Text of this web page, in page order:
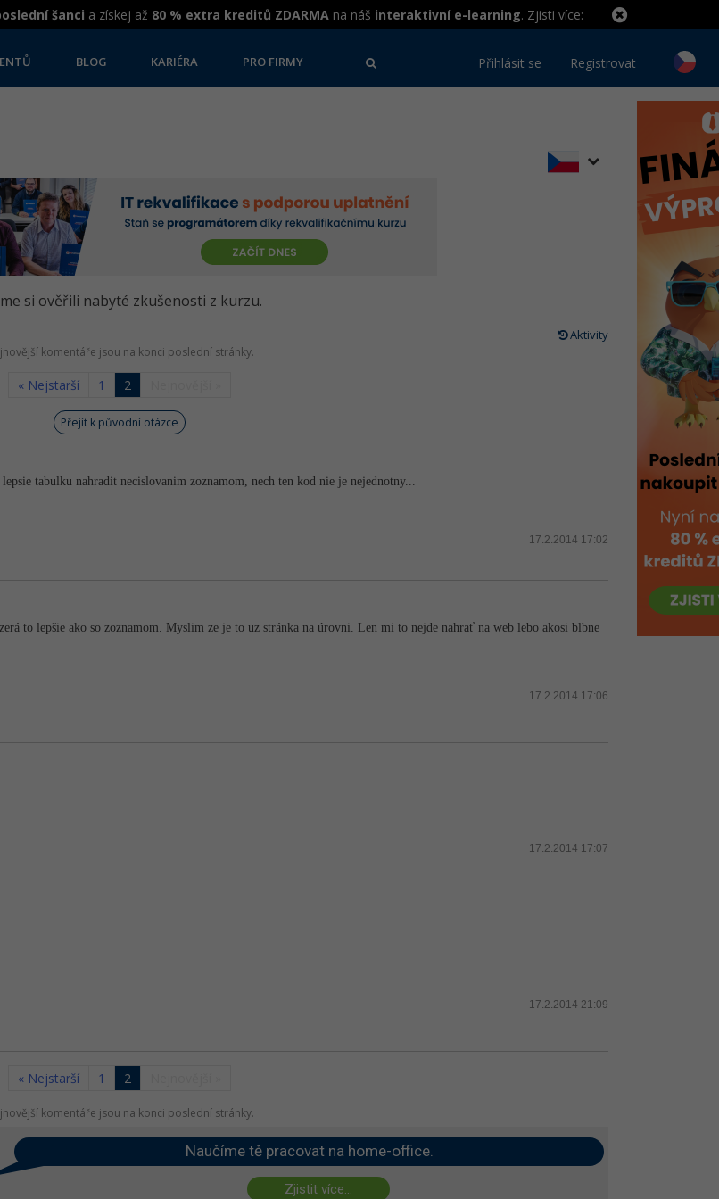
šanci a získej až 80 % extra kreditů ZDARMA na náš interaktivní e-learning. Zjisti více:
BLOG KARIÉRA PRO FIRMY Přihlásit se Registrovat
si ověřili nabyté zkušenosti z kurzu.
Aktivity
komentáře jsou na konci poslední stránky.
« Nejstarší 1 2
Přejít k původní otázce
tabulku nahradit necislovanim zoznamom, nech ten kod nie je nejednotny...
17.2.2014 17:02
to lepšie ako so zoznamom. Myslim ze je to uz stránka na úrovni. Len mi to nejde nahrať na web lebo akosi blbne
17.2.2014 17:06
17.2.2014 17:07
17.2.2014 21:09
« Nejstarší 1 2
komentáře jsou na konci poslední stránky.
Naučíme tě pracovat na home-office.
Zjistit více...